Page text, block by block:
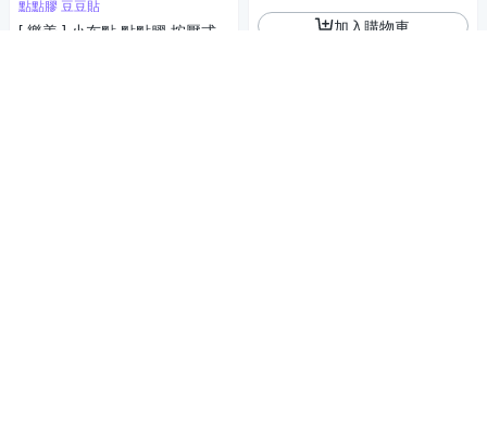
點點膠 豆豆貼
[ 樂善 ] 小布點 點點膠 按壓式
加入購物車